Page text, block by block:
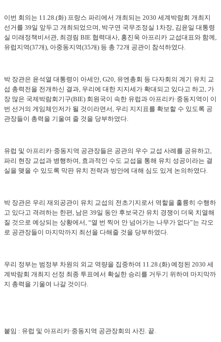
이번 회의는 11.28.(화) 프랑스 파리에서 개최되는 2030 세계박람회 개최지
선거를 39일 앞두고 개최되었으며, 박구연 국무조정실 1차장, 김윤일 대통령
실 미래정책비서관, 최경림 BIE 협력대사, 홍진욱 아프리카 교섭대표와 함께,
유럽지역(37개), 아중동지역(35개) 등 총 72개 공관이 참석하였다.
박 장관은 윤석열 대통령이 아세안, G20, 유엔총회 등 다자회의 계기 유치 교
섭 총력전을 전개하신 결과, 우리에 대한 지지세가 확대되고 있다고 하고, 가
장 많은 국제박람회기구(BIE) 회원국이 속한 유럽과 아프리카·중동지역이 이
번 선거의 게임체인저가 될 것이라면서, 우리 지지표를 확보할 수 있도록 공
관장들이 총력을 기울여 줄 것을 당부하였다.
유럽 및 아프리카·중동지역 공관장들은 공관의 우수 교섭 사례를 공유하고,
파리 현장 교섭과 병행하여, 효과적인 수도 교섭을 통해 유치 성공이라는 결
실을 맺을 수 있도록 막판 유치 전략과 방안에 대해 심도 있게 논의하였다.
박 장관은 우리 재외공관이 유치 교섭의 전초기지로서 역할을 훌륭히 수행하
고 있다고 격려하는 한편, 남은 39일 동안 후보국간 유치 경쟁이 더욱 치열해
질 것으로 예상되는 상황에서, “열 번 찍어 안 넘어가는 나무가 없다”는 각오
로 공관장들이 마지막까지 최선을 다해줄 것을 당부하였다.
우리 정부는 범정부 차원의 외교 역량을 집중하여 11.28.(화) 예정된 2030 세
계박람회 개최지 선정 최종 투표에서 확실한 승리를 거두기 위하여 마지막까
지 총력을 기울여 나갈 것이다.
붙임 : 유럽 및 아프리카·중동지역 공관장회의 사진. 끝.